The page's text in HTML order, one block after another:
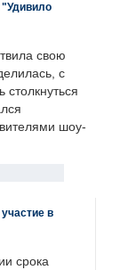
"Удивило
свою
с
шоу-
в
срока